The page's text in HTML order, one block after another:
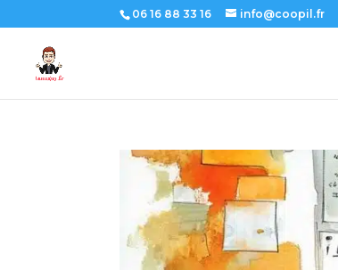
06 16 88 33 16 info@coopil.fr